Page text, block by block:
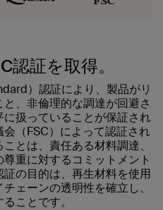
認証を取得。
）認証により、製品がリ
、非倫理的な調達が回避さ
扱っていることが保証され
（FSC）によって認証され
とは、責任ある材料調達、
重に対するコミットメント
の目的は、再生材料を使用
ェーンの透明性を確立し、
ことです。